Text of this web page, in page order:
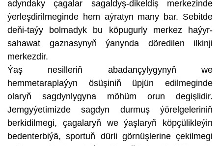
adyndaky çagalar sagaldyş-dikeldiş merkezinde
ýerleşdirilmeginde hem aýratyn many bar. Sebitde
deňi-taýy bolmadyk bu köpugurly merkez haýyr-
sahawat gaznasynyň ýanynda döredilen ilkinji
merkezdir.
Ýaş nesilleriň abadançylygynyň we
hemmetaraplaýyn ösüşiniň üpjün edilmeginde
olaryň sagdynlygyna möhüm orun degişlidir.
Jemgyýetimizde sagdyn durmuş ýörelgeleriniň
berkidilmegi, çagalaryň we ýaşlaryň köpçülikleýin
bedenterbiýä, sportuň dürli görnüşlerine çekilmegi